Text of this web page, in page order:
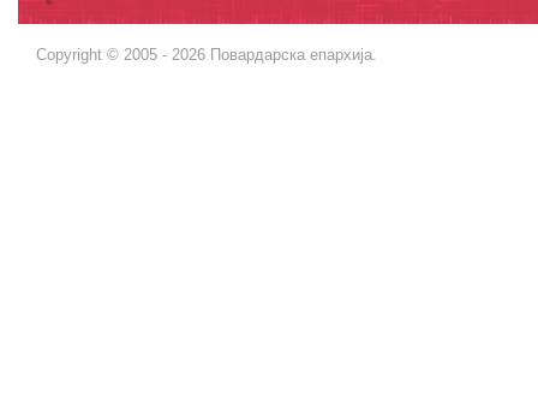
Copyright © 2005 - 2026 Повардарска епархија.